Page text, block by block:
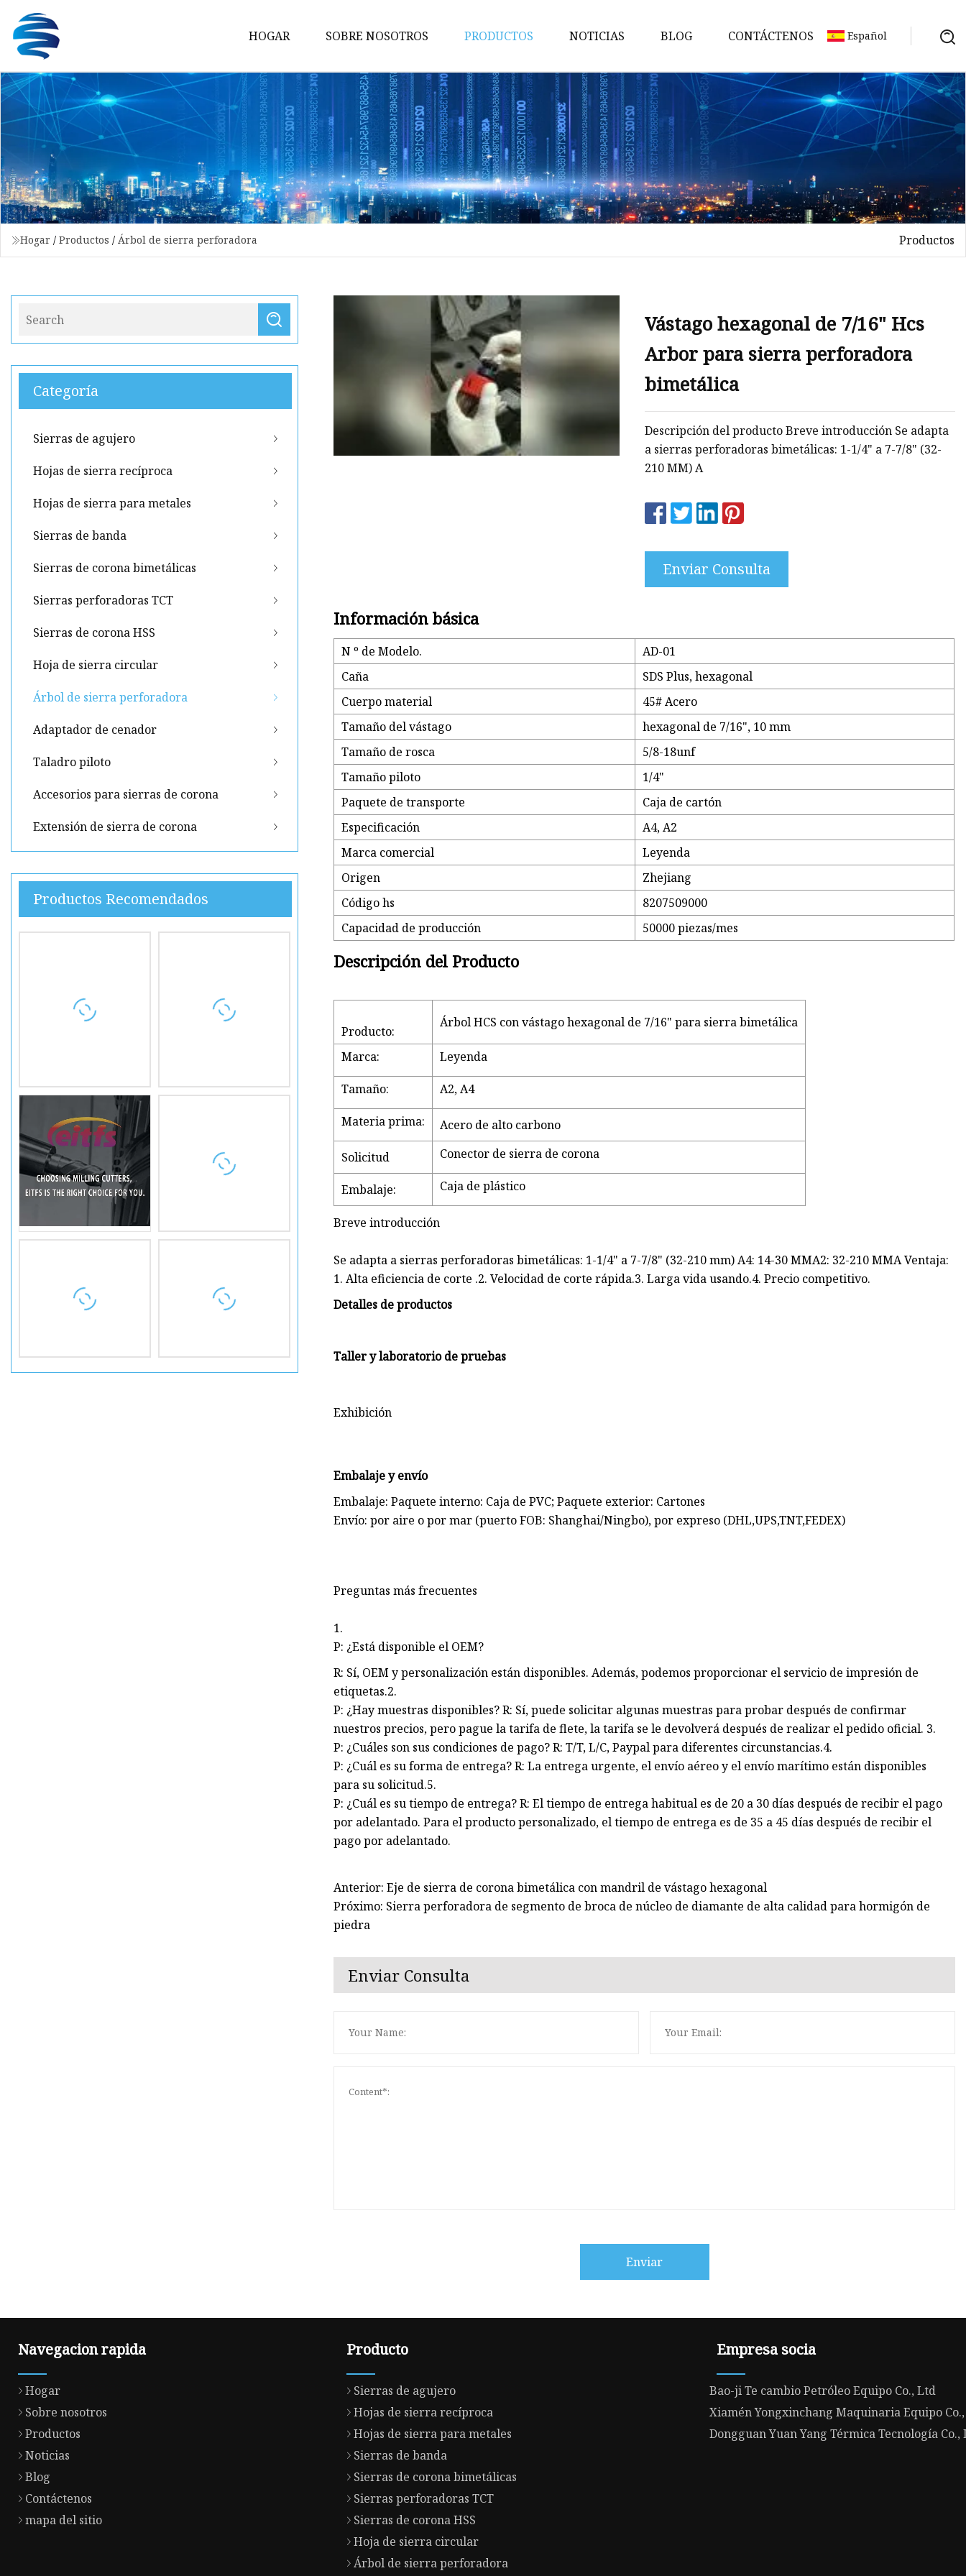
HOGAR SOBRE NOSOTROS PRODUCTOS
Sierras de agujero
Hojas de sierra recíproca
Hojas de sierra para metales
Sierras de banda
Sierras de corona bimetálicas
Sierras perforadoras TCT
Árbol de sierra perforadora
Adaptador de cenador
Taladro piloto
Accesorios para sierras de corona
Extensión de sierra de corona
NOTICIAS BLOG CONTÁCTENOS Español
Hogar / Productos / Árbol de sierra perforadora Productos
Categoría
Sierras de agujero
Hojas de sierra recíproca
Hojas de sierra para metales
Sierras de banda
Sierras de corona bimetálicas
Sierras perforadoras TCT
Sierras de corona HSS
Hoja de sierra circular
Árbol de sierra perforadora
Adaptador de cenador
Taladro piloto
Accesorios para sierras de corona
Extensión de sierra de corona
Productos Recomendados
Vástago hexagonal de 7/16" Hcs
Arbor para sierra perforadora
bimetálica
Descripción del producto Breve introducción Se adapta
a sierras perforadoras bimetálicas: 1-1/4" a 7-7/8" (32-
210 MM) A
Enviar Consulta
Información básica
N º de Modelo.
AD-01
Caña
SDS Plus, hexagonal
Cuerpo material
45# Acero
Tamaño del vástago
hexagonal de 7/16", 10 mm
Tamaño de rosca
5/8-18unf
Tamaño piloto
1/4"
Paquete de transporte
Caja de cartón
Especificación
A4, A2
Marca comercial
Leyenda
Origen
Zhejiang
Código hs
8207509000
Capacidad de producción
50000 piezas/mes
Descripción del Producto
Producto:
Árbol HCS con vástago hexagonal de 7/16" para sierra bimetálica
Marca: Leyenda
Tamaño: A2, A4
Materia prima: Acero de alto carbono
Solicitud Conector de sierra de corona
Embalaje: Caja de plástico
Breve introducción
Se adapta a sierras perforadoras bimetálicas: 1-1/4" a 7-7/8" (32-210 mm) A4: 14-30 MMA2: 32-210 MMA Ventaja:
1. Alta eficiencia de corte .2. Velocidad de corte rápida.3. Larga vida usando.4. Precio competitivo.
Detalles de productos
Taller y laboratorio de pruebas
Exhibición
Embalaje y envío
Embalaje: Paquete interno: Caja de PVC; Paquete exterior: Cartones
Envío: por aire o por mar (puerto FOB: Shanghai/Ningbo), por expreso (DHL,UPS,TNT,FEDEX)
Preguntas más frecuentes
1.
P: ¿Está disponible el OEM?
R: Sí, OEM y personalización están disponibles. Además, podemos proporcionar el servicio de impresión de
etiquetas.2.
P: ¿Hay muestras disponibles? R: Sí, puede solicitar algunas muestras para probar después de confirmar
nuestros precios, pero pague la tarifa de flete, la tarifa se le devolverá después de realizar el pedido oficial. 3.
P: ¿Cuáles son sus condiciones de pago? R: T/T, L/C, Paypal para diferentes circunstancias.4.
P: ¿Cuál es su forma de entrega? R: La entrega urgente, el envío aéreo y el envío marítimo están disponibles
para su solicitud.5.
P: ¿Cuál es su tiempo de entrega? R: El tiempo de entrega habitual es de 20 a 30 días después de recibir el pago
por adelantado. Para el producto personalizado, el tiempo de entrega es de 35 a 45 días después de recibir el
pago por adelantado.
Anterior: Eje de sierra de corona bimetálica con mandril de vástago hexagonal
Próximo: Sierra perforadora de segmento de broca de núcleo de diamante de alta calidad para hormigón de
piedra
Enviar Consulta
Enviar
Navegacion rapida
Hogar
Sobre nosotros
Productos
Noticias
Blog
Contáctenos
mapa del sitio
Producto
Sierras de agujero
Hojas de sierra recíproca
Hojas de sierra para metales
Sierras de banda
Sierras de corona bimetálicas
Sierras perforadoras TCT
Sierras de corona HSS
Hoja de sierra circular
Árbol de sierra perforadora
Empresa socia
Bao-ji Te cambio Petróleo Equipo Co., Ltd
Xiamén Yongxinchang Maquinaria Equipo
Dongguan Yuan Yang Térmica Tecnología